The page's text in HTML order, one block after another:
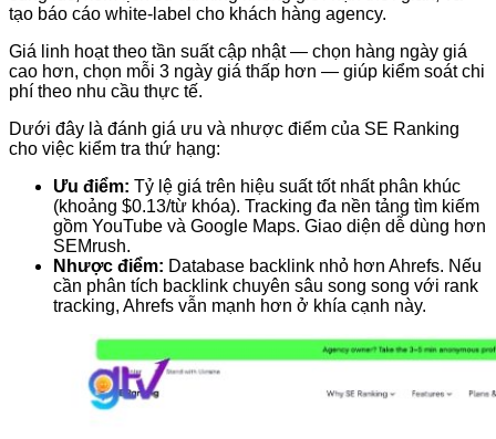
tạo báo cáo white-label cho khách hàng agency.
Giá linh hoạt theo tần suất cập nhật — chọn hàng ngày giá
cao hơn, chọn mỗi 3 ngày giá thấp hơn — giúp kiểm soát chi
phí theo nhu cầu thực tế.
Dưới đây là đánh giá ưu và nhược điểm của SE Ranking
cho việc kiểm tra thứ hạng:
Ưu điểm: Tỷ lệ giá trên hiệu suất tốt nhất phân khúc
(khoảng $0.13/từ khóa). Tracking đa nền tảng tìm kiếm
gồm YouTube và Google Maps. Giao diện dễ dùng hơn
SEMrush.
Nhược điểm: Database backlink nhỏ hơn Ahrefs. Nếu
cần phân tích backlink chuyên sâu song song với rank
tracking, Ahrefs vẫn mạnh hơn ở khía cạnh này.